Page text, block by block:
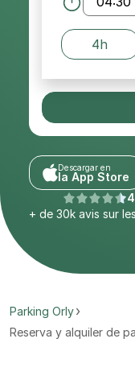
4h
Descargar en
la App Store
+ de 30k avis sur
Parking Orly
Reserva y alquiler de